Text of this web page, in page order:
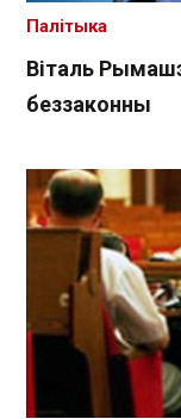
Віталь
беззаконны
Палітыка